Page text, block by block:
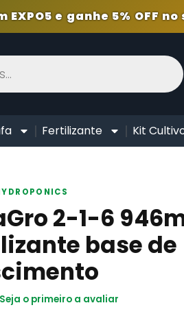
e ganhe 5% OFF
Fertilizante Kit
2-1-6
base de
Seja o primeiro a avaliar